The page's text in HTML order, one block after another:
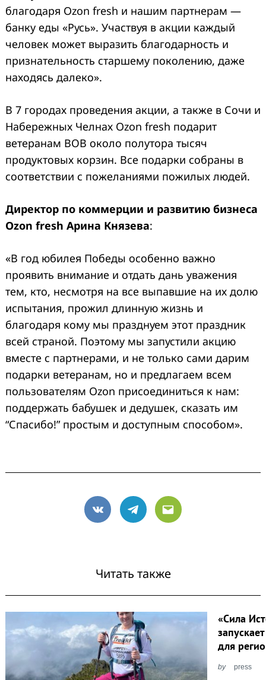
благодаря Ozon fresh и нашим партнерам —
банку еды «Русь». Участвуя в акции каждый
человек может выразить благодарность и
признательность старшему поколению, даже
находясь далеко».
В 7 городах проведения акции, а также в Сочи и
Набережных Челнах Ozon fresh подарит
ветеранам ВОВ около полутора тысяч
продуктовых корзин. Все подарки собраны в
соответствии с пожеланиями пожилых людей.
Директор по коммерции и развитию бизнеса
Ozon fresh Арина Князева:
«В год юбилея Победы особенно важно
проявить внимание и отдать дань уважения
тем, кто, несмотря на все выпавшие на их долю
испытания, прожил длинную жизнь и
благодаря кому мы празднуем этот праздник
всей страной. Поэтому мы запустили акцию
вместе с партнерами, и не только сами дарим
подарки ветеранам, но и предлагаем всем
пользователям Ozon присоединиться к нам:
поддержать бабушек и дедушек, сказать им
“Спасибо!” простым и доступным способом».
VK Telegram
Email
Читать также
«Сила
для
by press